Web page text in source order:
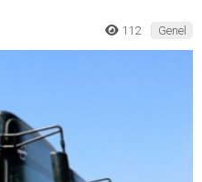
112 Genel